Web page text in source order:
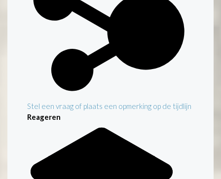
Stel een vraag of plaats een opmerking op de tijdlijn
Reageren